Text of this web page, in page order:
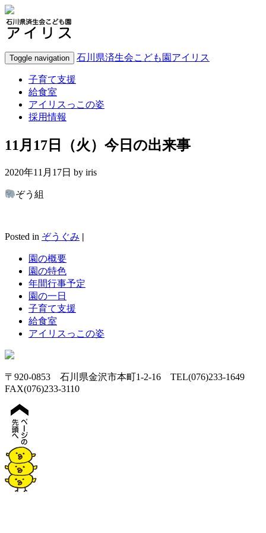
Toggle navigation 石川県済生会こども園アイリス
子育て支援
給食室
アイリスっこの姿
採用情報
11月17日（火）今日の出来事
2020年11月17日 by iris
ぞう組
Posted in ぞうぐみ |
園の概要
園の特色
年間行事予定
園の一日
子育て支援
給食室
アイリスっこの姿
〒920-0853 石川県金沢市本町1-2-16 TEL(076)233-1649
FAX(076)233-3110